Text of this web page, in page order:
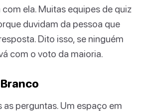
ela. Muitas equipes de quiz
duvidam da pessoa que
Dito isso, se ninguém
com o voto da maioria.
perguntas. Um espaço em